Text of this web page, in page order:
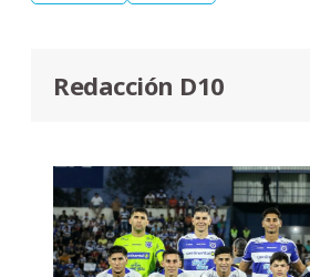
Redacción D10